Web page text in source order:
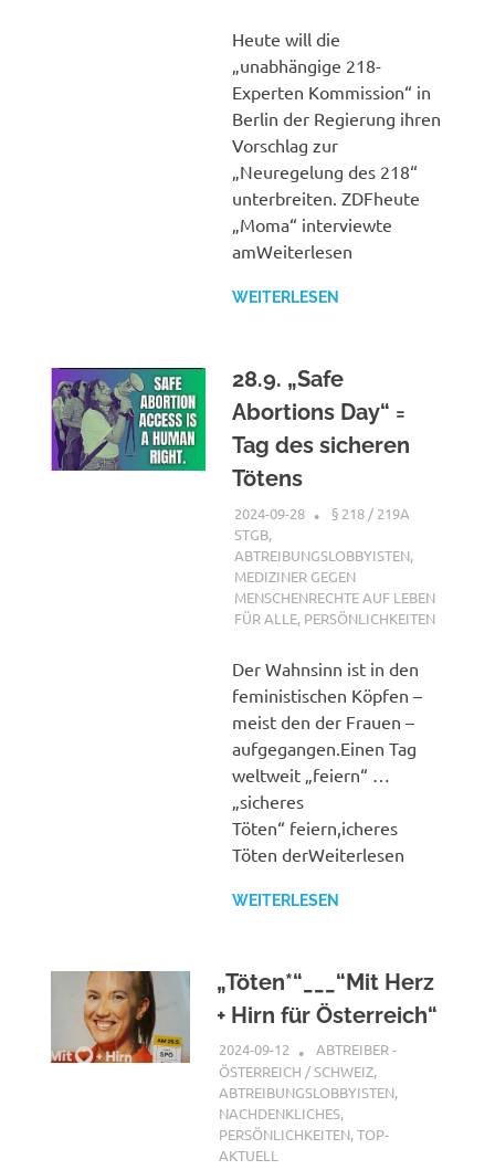
Heute will die
„unabhängige 218-
Experten Kommission“ in
Berlin der Regierung ihren
Vorschlag zur
„Neuregelung des 218“
unterbreiten. ZDFheute
„Moma“ interviewte
amWeiterlesen
WEITERLESEN
28.9. „Safe
Abortions Day“ =
Tag des sicheren
Tötens
2024-09-28 XX
§ 218 / 219A
STGB,
ABTREIBUNGSLOBBYISTEN,
MEDIZINER GEGEN
MENSCHENRECHTE AUF LEBEN
FÜR ALLE, PERSÖNLICHKEITEN
Der Wahnsinn ist in den
feministischen Köpfen –
meist den der Frauen –
aufgegangen.Einen Tag
weltweit „feiern“ …
„sicheres
Töten“ feiern,icheres
Töten derWeiterlesen
WEITERLESEN
„Töten*“___“Mit Herz
+ Hirn für Österreich“
2024-09-12 XX
ABTREIBER -
ÖSTERREICH / SCHWEIZ,
ABTREIBUNGSLOBBYISTEN,
NACHDENKLICHES,
PERSÖNLICHKEITEN,TOP-
AKTUELL